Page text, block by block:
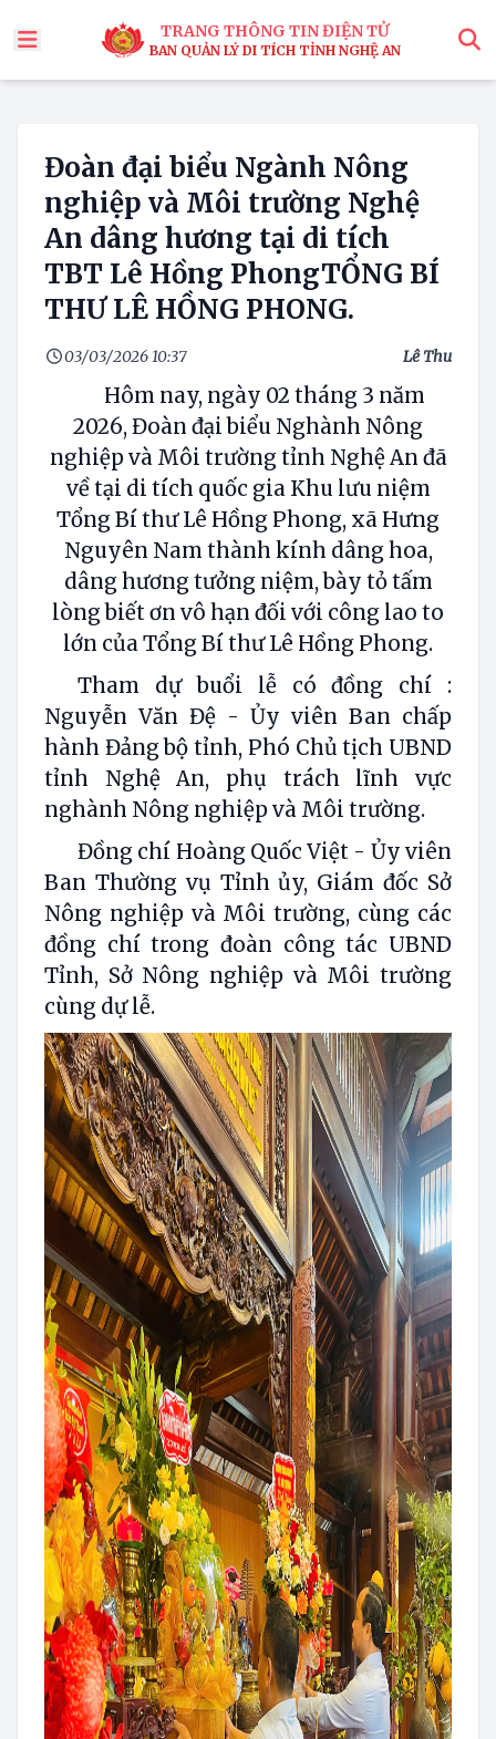
TRANG THÔNG TIN ĐIỆN TỬ
BAN QUẢN LÝ DI TÍCH TỈNH NGHỆ AN
Tìm x
Đoàn đại biểu Ngành Nông
nghiệp và Môi trường Nghệ
An dâng hương tại di tích
TBT Lê Hồng PhongTỔNG BÍ
THƯ LÊ HỒNG PHONG.
03/03/2026 10:37 Lê Thu
Hôm nay, ngày 02 tháng 3 năm
2026, Đoàn đại biểu Nghành Nông
nghiệp và Môi trường tỉnh Nghệ An đã
về tại di tích quốc gia Khu lưu niệm
Tổng Bí thư Lê Hồng Phong, xã Hưng
Nguyên Nam thành kính dâng hoa,
dâng hương tưởng niệm, bày tỏ tấm
lòng biết ơn vô hạn đối với công lao to
lớn của Tổng Bí thư Lê Hồng Phong.
Tham dự buổi lễ có đồng chí :
Nguyễn Văn Đệ - Ủy viên Ban chấp
hành Đảng bộ tỉnh, Phó Chủ tịch UBND
tỉnh Nghệ An, phụ trách lĩnh vực
nghành Nông nghiệp và Môi trường.
Đồng chí Hoàng Quốc Việt - Ủy viên
Ban Thường vụ Tỉnh ủy, Giám đốc Sở
Nông nghiệp và Môi trường, cùng các
đồng chí trong đoàn công tác UBND
Tỉnh, Sở Nông nghiệp và Môi trường
cùng dự lễ.